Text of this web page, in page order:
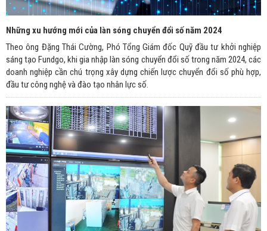
Những xu hướng mới của làn sóng chuyển đổi số năm 2024
Theo ông Đặng Thái Cường, Phó Tổng Giám đốc Quỹ đầu tư khởi nghiệp
sáng tạo Fundgo, khi gia nhập làn sóng chuyển đổi số trong năm 2024, các
doanh nghiệp cần chú trọng xây dựng chiến lược chuyển đổi số phù hợp,
đầu tư công nghệ và đào tạo nhân lực số.